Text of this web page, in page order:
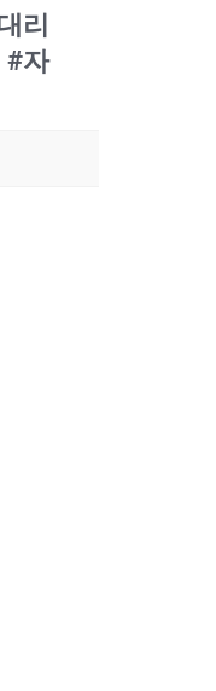
리
#자